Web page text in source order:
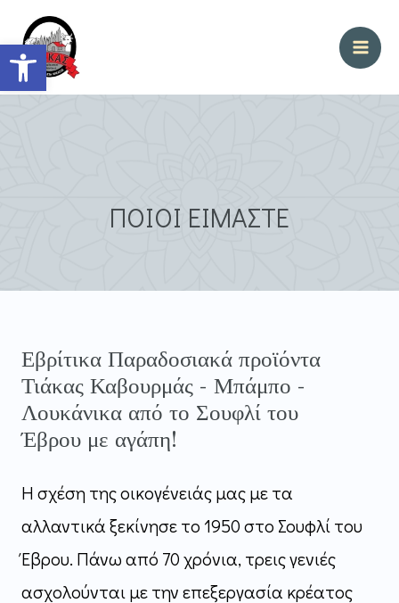
Ανοίξτε τη γραμμή εργαλείων
Μετάβαση
στο
περιεχόμενο
ΠΟΙΟΙ ΕΙΜΑΣΤΕ
Εβρίτικα Παραδοσιακά προϊόντα
Τιάκας Καβουρμάς - Μπάμπο -
Λουκάνικα από το Σουφλί του
Έβρου με αγάπη!
Η σχέση της οικογένειάς μας με τα
αλλαντικά ξεκίνησε το 1950 στο Σουφλί του
Έβρου. Πάνω από 70 χρόνια, τρεις γενιές
ασχολούνται με την επεξεργασία κρέατος